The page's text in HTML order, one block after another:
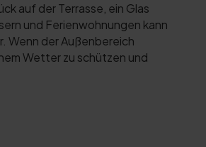
auf der Terrasse, ein Glas
und Ferienwohnungen kann
Wenn der Außenbereich
Wetter zu schützen und